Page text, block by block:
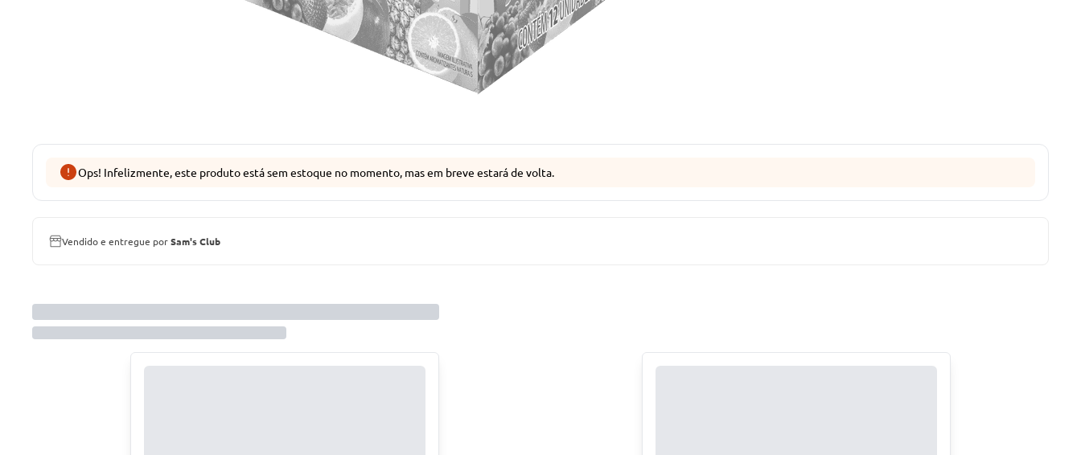
Ops! Infelizmente, este produto está sem estoque no momento, mas em breve estará de volta.
Vendido e entregue porSam's Club